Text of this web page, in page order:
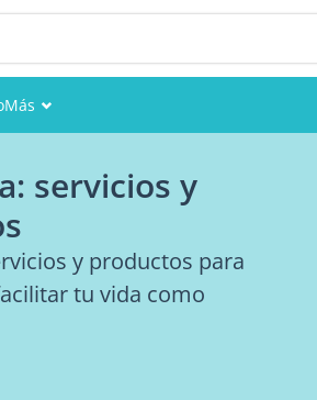
Más
Miembros
Fotos
servicios y
y productos para
tu vida como